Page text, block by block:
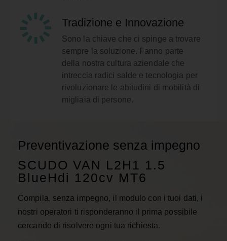
Tradizione e Innovazione
Sono la chiave che ci spinge a trovare
sempre la soluzione. Fanno parte
della nostra cultura aziendale che
intreccia radici salde e tecnologia per
rivoluzionare le abitudini di mobilità di
migliaia di persone.
Preventivazione senza impegno
SCUDO VAN L2H1 1.5
BlueHdi 120cv MT6
Compila, senza impegno, il modulo con i tuoi dati, i
nostri operatori ti risponderanno il prima possibile
cercando di risolvere ogni tua richiesta.